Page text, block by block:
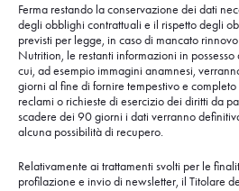
Ferma restando la conservazione dei dati
degli obblighi contrattuali e il rispetto degli
previsti per legge, in caso di mancato
Nutrition, le restanti informazioni in
cui, ad esempio immagini anamnesi,
giorni al fine di fornire tempestivo e
reclami o richieste di esercizio dei diritti da
scadere dei 90 giorni i dati verranno
alcuna possibilità di recupero.
Relativamente ai trattamenti svolti per le
profilazione e invio di newsletter, il Titolare